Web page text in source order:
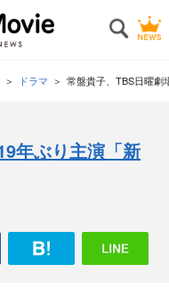
ドラマ 常盤貴子、TBS日曜劇
年ぶり主演「新